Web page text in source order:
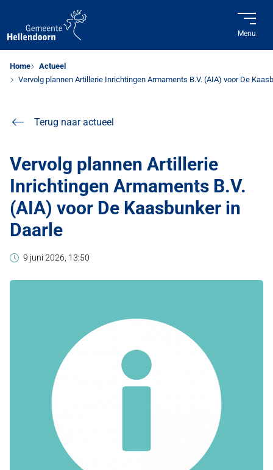
Menu
Home
Actueel
Vervolg plannen Artillerie Inrichtingen Armaments B.V. (AIA) voor De
Terug naar actueel
Vervolg plannen Artillerie
Inrichtingen Armaments B.V.
(AIA) voor De Kaasbunker in
Daarle
9 juni 2026, 13:50